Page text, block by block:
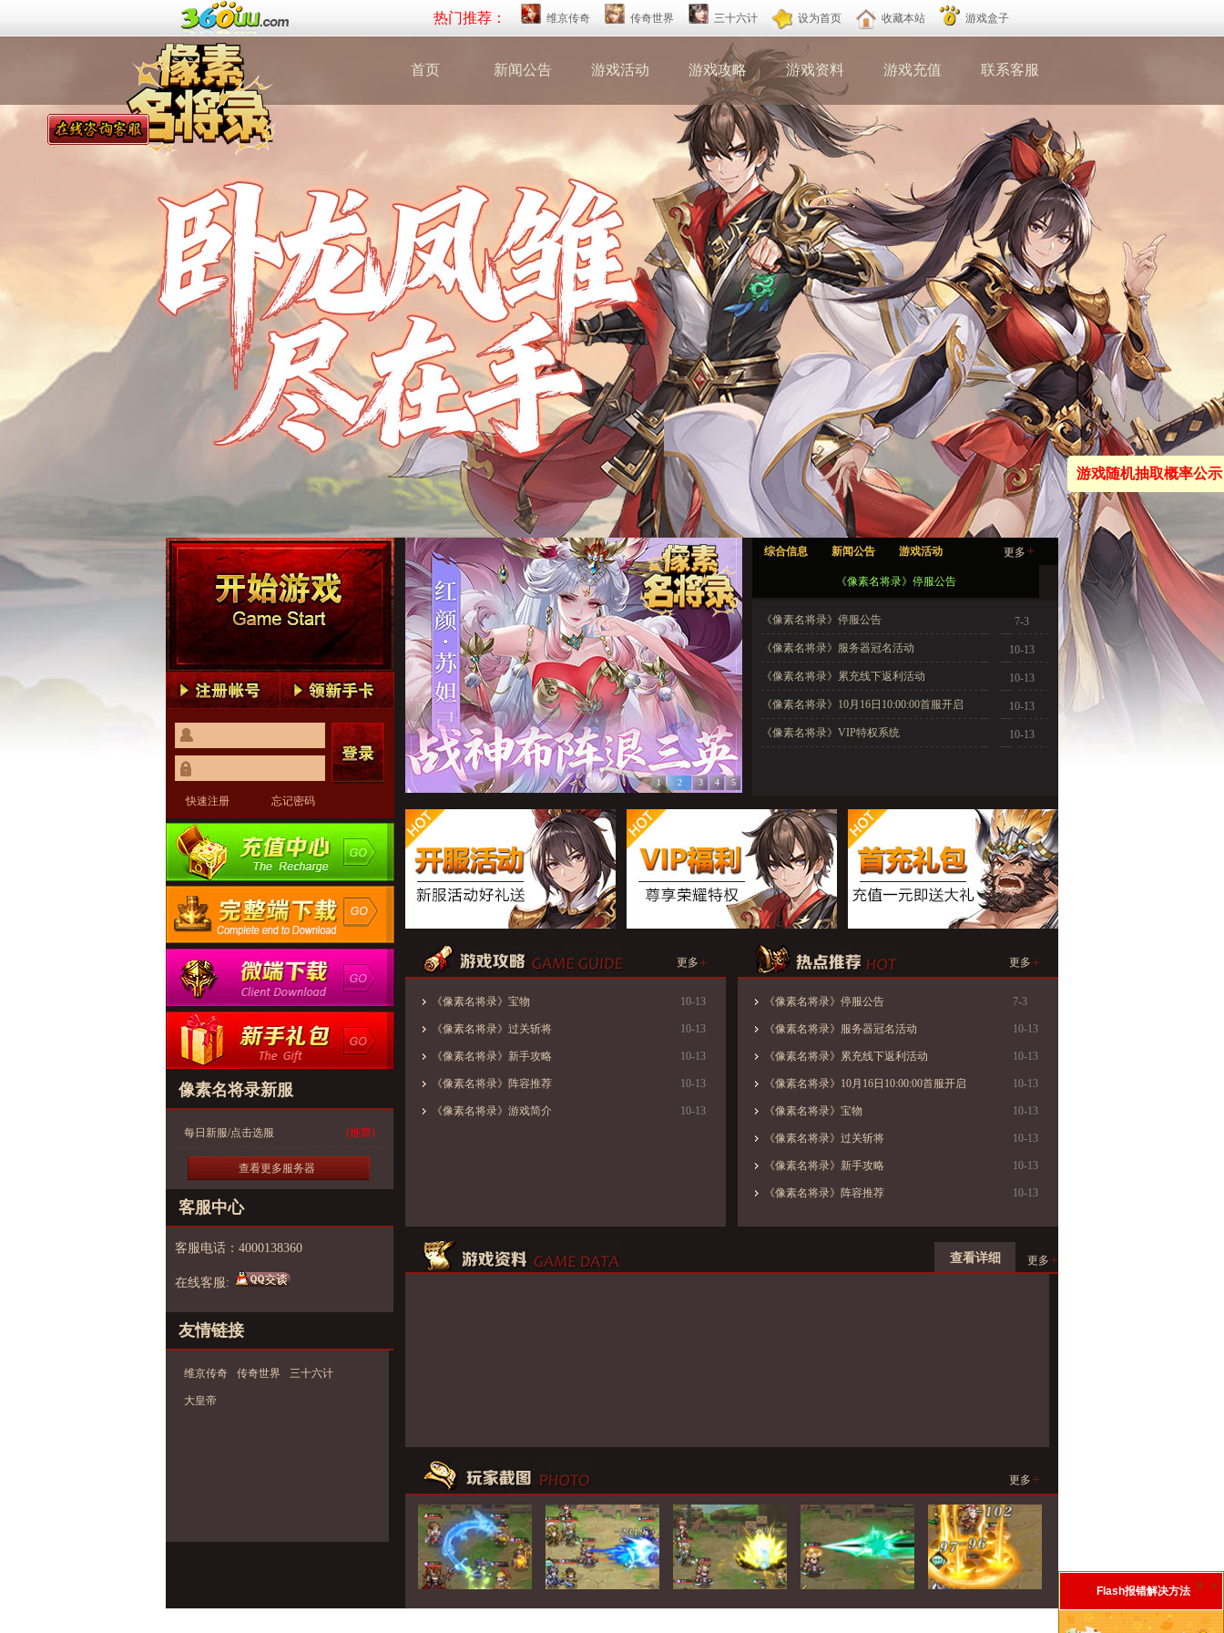
热门推荐： 维京传奇 传奇世界 三十六计 设为首页 收藏本站 游戏盒子
首页 新闻公告 游戏活动 游戏攻略 游戏资料 游戏充值 联系客服
快速注册 忘记密码
像素名将录新服
每日新服/点击选服 (推荐)
查看更多服务器
客服中心
客服电话：4000138360
在线客服:
友情链接
维京传奇 传奇世界 三十六计
大皇帝
像素名将录1
像素名将录1
像素名将录2
像素名将录2
像素名将录3
像素名将录3
像素名将录4
像素名将录4
像素名将录5
像素名将录5
1 2 3 4 5
综合信息 新闻公告 游戏活动 更多 +
《像素名将录》停服公告
《像素名将录》停服公告 7-3
《像素名将录》服务器冠名活动 10-13
《像素名将录》累充线下返利活动 10-13
《像素名将录》10月16日10:00:00首服开启 10-13
《像素名将录》VIP特权系统 10-13
更多 +
《像素名将录》宝物 10-13
《像素名将录》过关斩将 10-13
《像素名将录》新手攻略 10-13
《像素名将录》阵容推荐 10-13
《像素名将录》游戏简介 10-13
更多 +
《像素名将录》停服公告 7-3
《像素名将录》服务器冠名活动 10-13
《像素名将录》累充线下返利活动 10-13
《像素名将录》10月16日10:00:00首服开启 10-13
《像素名将录》宝物 10-13
《像素名将录》过关斩将 10-13
《像素名将录》新手攻略 10-13
《像素名将录》阵容推荐 10-13
查看详细 更多 +
更多 +
0 r
Flash报错解决方法
游戏随机抽取概率公示